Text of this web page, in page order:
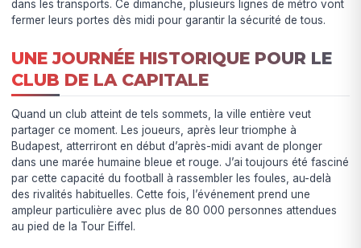
dans les transports. Ce dimanche, plusieurs lignes de métro vont
fermer leurs portes dès midi pour garantir la sécurité de tous.
UNE JOURNÉE HISTORIQUE POUR LE
CLUB DE LA CAPITALE
Quand un club atteint de tels sommets, la ville entière veut
partager ce moment. Les joueurs, après leur triomphe à
Budapest, atterriront en début d’après-midi avant de plonger
dans une marée humaine bleue et rouge. J’ai toujours été fasciné
par cette capacité du football à rassembler les foules, au-delà
des rivalités habituelles. Cette fois, l’événement prend une
ampleur particulière avec plus de 80 000 personnes attendues
au pied de la Tour Eiffel.